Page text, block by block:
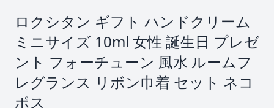
ロクシタン ギフト ハンドクリーム
ミニサイズ 10ml 女性 誕生日 プレゼ
ント フォーチューン 風水 ルームフ
レグランス リボン巾着 セット ネコ
ポス